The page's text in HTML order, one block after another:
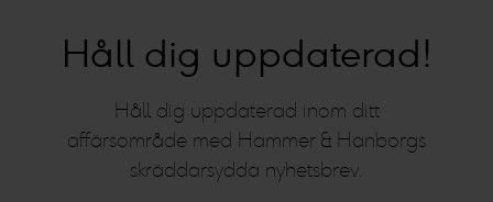
Håll dig uppdaterad!
Håll dig uppdaterad inom ditt
affärsområde med Hammer & Hanborgs
skräddarsydda nyhetsbrev.